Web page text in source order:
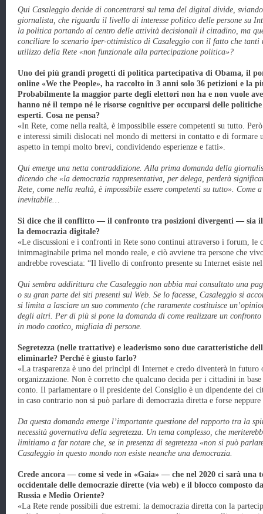
Qui Casaleggio decide di concentrarsi sul tema del digital divide,
giornalista, che riguarda il livello di interesse politico delle persone su
la politica portando al centro delle attività decisionali il cittadino, ma
conciliare lo scenario iper-ottimistico di Casaleggio con il fatto che
utilizzo della Rete «non funzionale alla partecipazione politica»?
Uno dei più grandi progetti di politica partecipativa di Obama, il
online «We the People», ha raccolto in 3 anni solo 36 petizioni e la
Probabilmente la maggior parte degli elettori non ha e non vuole
hanno né il tempo né le risorse cognitive per occuparsi delle
esperti. Cosa ne pensa?
«In Rete, come nella realtà, è impossibile essere competenti su tutto.
e interessi simili dislocati nel mondo di mettersi in contatto e di formare
aspetto in tempi molto brevi, condividendo esperienze e fatti».
Qui emerge una netta contraddizione. Alla prima domanda della
dicendo che «la democrazia rappresentativa, per delega, perderà
Rete, come nella realtà, è impossibile essere competenti su tutto».
inevitabile…
Si dice che il conflitto — il confronto tra posizioni divergenti — sia il
la democrazia digitale?
«Le discussioni e i confronti in Rete sono continui attraverso i forum, le
inimmaginabile prima nel mondo reale, e ciò avviene tra persone che
andrebbe rovesciata: “Il livello di confronto presente su Internet esiste
Qui sembra addirittura che Casaleggio non abbia mai consultato una
o su gran parte dei siti presenti sul Web. Se lo facesse, Casaleggio si
si limita a lasciare un suo commento (che raramente costituisce
degli altri. Per di più si pone la domanda di come realizzare un
in modo caotico, migliaia di persone.
Segretezza (nelle trattative) e leaderismo sono due caratteristiche
eliminarle? Perché è giusto farlo?
«La trasparenza è uno dei princìpi di Internet e credo diventerà in futuro
organizzazione. Non è corretto che qualcuno decida per i cittadini in
conto. Il parlamentare o il presidente del Consiglio è un dipendente dei
in caso contrario non si può parlare di democrazia diretta e forse
Da questa domanda emerge l’importante questione del rapporto tra la
necessità governativa della segretezza. Un tema complesso, che
limitiamo a far notare che, se in presenza di segretezza «non si può
Casaleggio in questo mondo non esiste neanche una democrazia.
Crede ancora — come si vede in «Gaia» — che nel 2020 ci sarà una
occidentale delle democrazie dirette (via web) e il blocco composto
Russia e Medio Oriente?
«La Rete rende possibili due estremi: la democrazia diretta con la